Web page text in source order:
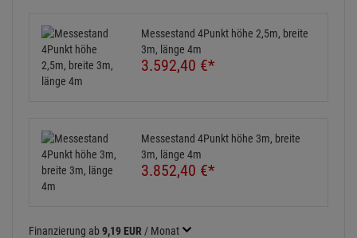
Messestand 4Punkt höhe 2,5m, breite
3m, länge 4m
3.592,40 €*
Messestand 4Punkt höhe 3m, breite
3m, länge 4m
3.852,40 €*
Finanzierung ab9,19 EUR / Monat